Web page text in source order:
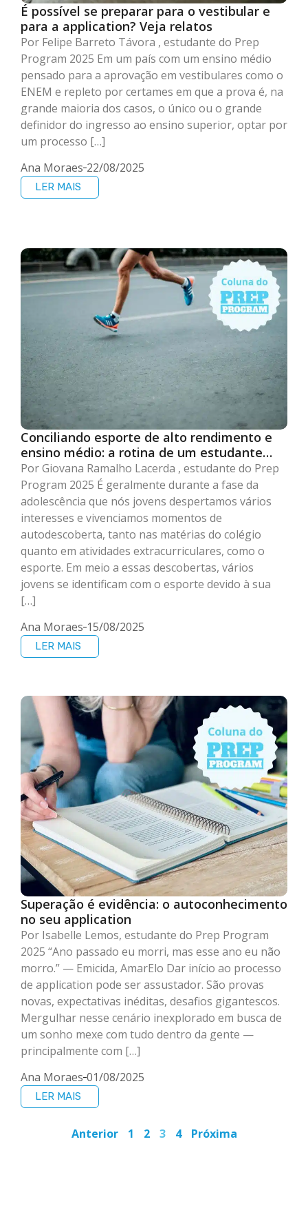
É possível se preparar para o vestibular e
para a application? Veja relatos
Por Felipe Barreto Távora , estudante do Prep
Program 2025 Em um país com um ensino médio
pensado para a aprovação em vestibulares como o
ENEM e repleto por certames em que a prova é, na
grande maioria dos casos, o único ou o grande
definidor do ingresso ao ensino superior, optar por
um processo […]
Ana Moraes 22/08/2025
LER MAIS
Conciliando esporte de alto rendimento e
ensino médio: a rotina de um estudante
atleta
Por Giovana Ramalho Lacerda , estudante do Prep
Program 2025 É geralmente durante a fase da
adolescência que nós jovens despertamos vários
interesses e vivenciamos momentos de
autodescoberta, tanto nas matérias do colégio
quanto em atividades extracurriculares, como o
esporte. Em meio a essas descobertas, vários
jovens se identificam com o esporte devido à sua
[…]
Ana Moraes 15/08/2025
LER MAIS
Superação é evidência: o autoconhecimento
no seu application
Por Isabelle Lemos, estudante do Prep Program
2025 “Ano passado eu morri, mas esse ano eu não
morro.” — Emicida, AmarElo Dar início ao processo
de application pode ser assustador. São provas
novas, expectativas inéditas, desafios gigantescos.
Mergulhar nesse cenário inexplorado em busca de
um sonho mexe com tudo dentro da gente —
principalmente com […]
Ana Moraes 01/08/2025
LER MAIS
Anterior 1 2 3 4 Próxima